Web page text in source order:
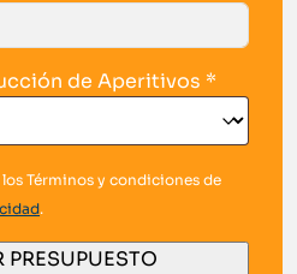
de Aperitivos *
Términos y condiciones de
.